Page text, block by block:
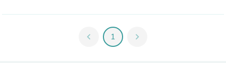
chevron_left 1 chevron_right